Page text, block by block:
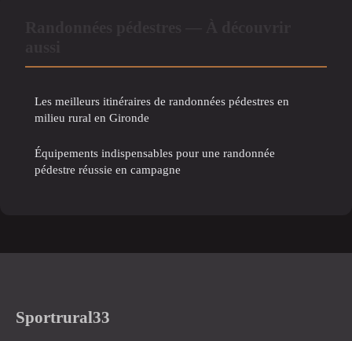
Les meilleurs itinéraires de randonnées pédestres en
milieu rural en Gironde
Équipements indispensables pour une randonnée
pédestre réussie en campagne
Sportrural33